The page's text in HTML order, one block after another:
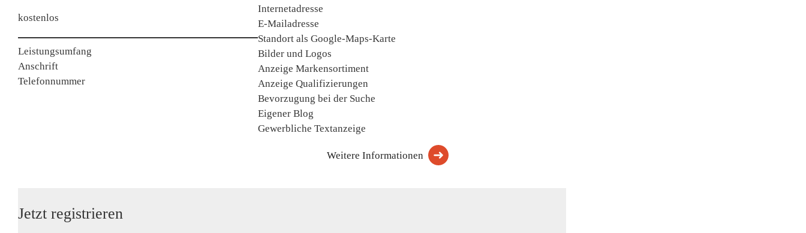
kostenlos
Leistungsumfang
Anschrift
Telefonnummer
Internetadresse
E-Mailadresse
Standort als Google-Maps-Karte
Bilder und Logos
Anzeige Markensortiment
Anzeige Qualifizierungen
Bevorzugung bei der Suche
Eigener Blog
Gewerbliche Textanzeige
Weitere Informationen
Jetzt registrieren